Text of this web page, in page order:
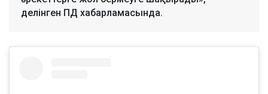
делінген ПД хабарламасында.